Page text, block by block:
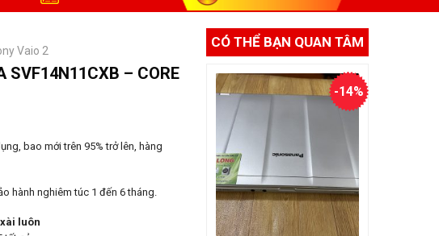
CÓ THỂ BẠN QUAN TÂM
-14%
Vaio 2
SVF14N11CXB – CORE
bao mới trên 95% trở lên, hàng
hành nghiêm túc 1 đến 6 tháng.
luôn